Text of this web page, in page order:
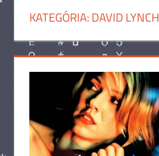
KATEGÓRIA:DAVID LYNCH